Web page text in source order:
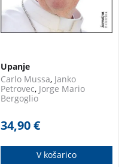
tej izjemni pripovedi
papež Frančišek
bralca popelje na
Jorge Mario Bergoglio
BIOGRAFIJA PAPEŽ
FRANČIŠEK
Upanje
Carlo Mussa, Janko
Petrovec, Jorge Mario
Bergoglio
34,90€
V košarico